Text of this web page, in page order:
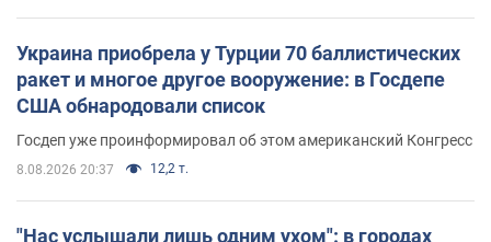
Украина приобрела у Турции 70 баллистических
ракет и многое другое вооружение: в Госдепе
США обнародовали список
Госдеп уже проинформировал об этом американский Конгресс
8.08.2026 20:37 12,2 т.
"Нас услышали лишь одним ухом": в городах